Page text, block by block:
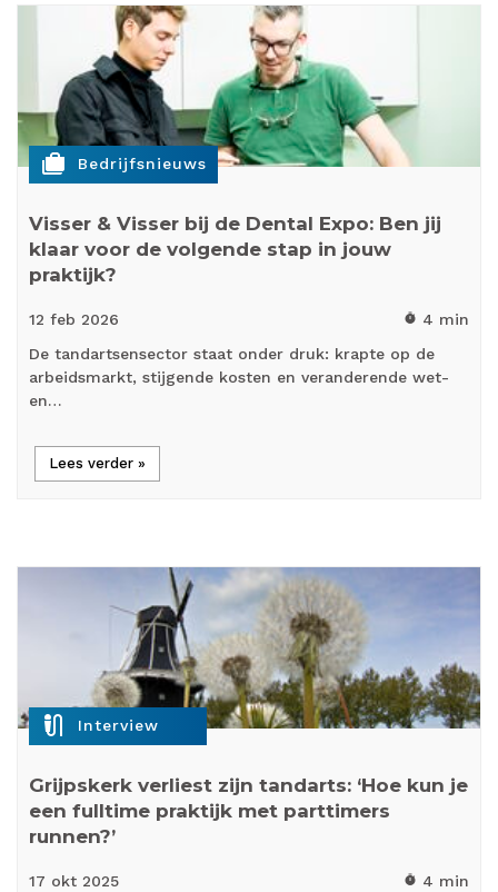
cases Bedrijfsnieuws
Visser & Visser bij de Dental Expo: Ben jij
klaar voor de volgende stap in jouw
praktijk?
12 feb 2026 timer 4 min
De tandartsensector staat onder druk: krapte op de
arbeidsmarkt, stijgende kosten en veranderende wet-
en…
Lees verder »
mic_external_on Interview
Grijpskerk verliest zijn tandarts: ‘Hoe kun je
een fulltime praktijk met parttimers
runnen?’
17 okt 2025 timer 4 min